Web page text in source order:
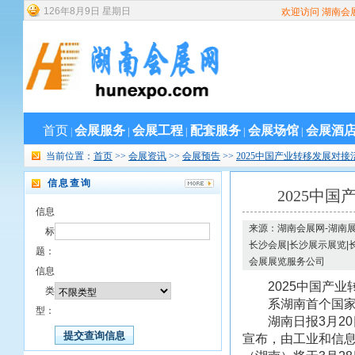
126年8 月 9 日 星期日 欢迎访问 湖南会
首页 会展服务 会展工程 配套服务 会展场馆 会展酒
当前位置： 首页 >> 会展资讯 >> 会展预告 >> 2025中国产业转移发展对接
信息查询
信息
标
题：
信息
类
型：
2025中国
来源：湖南会展网-湖南
长沙会展|长沙展示展览|
会展展览服务公司
2025中国产业转
系湖南首个国家
湖南日报3月20日
宣布，由工业和信